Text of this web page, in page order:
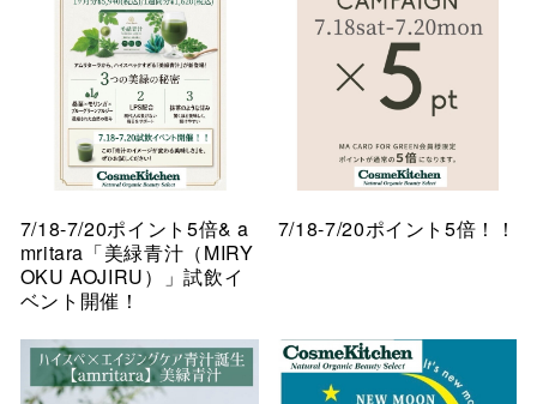
7/18-7/20ポイント5倍& a
mritara「美緑青汁（MIRY
OKU AOJIRU）」試飲イ
ベント開催！
7/18-7/20ポイント5倍！！